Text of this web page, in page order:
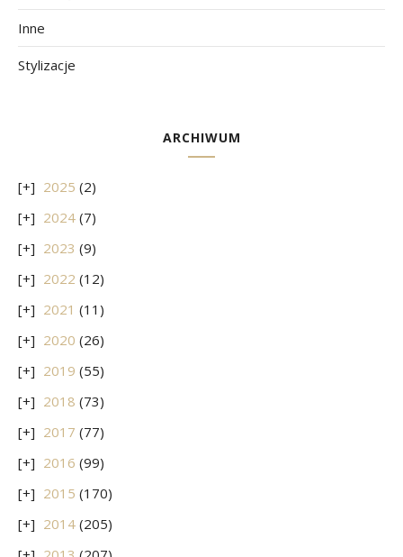
Inne
Stylizacje
ARCHIWUM
2025 (2)
2024 (7)
2023 (9)
2022 (12)
2021 (11)
2020 (26)
2019 (55)
2018 (73)
2017 (77)
2016 (99)
2015 (170)
2014 (205)